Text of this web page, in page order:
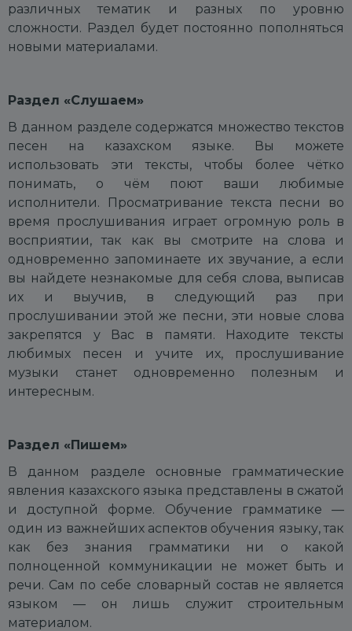
различных тематик и разных по уровню
сложности. Раздел будет постоянно пополняться
новыми материалами.
Раздел «Слушаем»
В данном разделе содержатся множество текстов
песен на казахском языке. Вы можете
использовать эти тексты, чтобы более чётко
понимать, о чём поют ваши любимые
исполнители. Просматривание текста песни во
время прослушивания играет огромную роль в
восприятии, так как вы смотрите на слова и
одновременно запоминаете их звучание, а если
вы найдете незнакомые для себя слова, выписав
их и выучив, в следующий раз при
прослушивании этой же песни, эти новые слова
закрепятся у Вас в памяти. Находите тексты
любимых песен и учите их, прослушивание
музыки станет одновременно полезным и
интересным.
Раздел «Пишем»
В данном разделе основные грамматические
явления казахского языка представлены в сжатой
и доступной форме. Обучение грамматике —
один из важнейших аспектов обучения языку, так
как без знания грамматики ни о какой
полноценной коммуникации не может быть и
речи. Сам по себе словарный состав не является
языком — он лишь служит строительным
материалом.